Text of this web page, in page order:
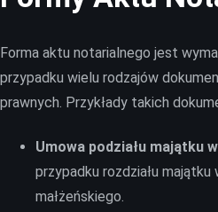
Forma aktu notarialnego jest
przypadku wielu rodzajów
prawnych. Przykłady takich
Umowa podziału majątku
przypadku rozdziału majątku
małżeńskiego.